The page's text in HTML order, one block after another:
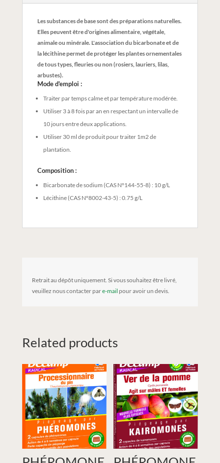
Les substances de base sont des préparations naturelles.
Elles peuvent être d'origines alimentaire, végétale,
animale ou minérale. L'association du bicarbonate et de
la lécithine permet de protéger les plantes ornementales
de tous types, fleuries ou non (rosiers, lauriers, lilas,
arbustes).
Mode d'emploi :
Traiter par temps calme et par température modérée.
Utiliser 3 à 8 fois par an en respectant un intervalle de
10 jours entre deux applications.
Utiliser 30 ml de produit pour traiter 1m2 de
plantation.
Composition :
Bicarbonate de sodium (CAS N°144-55-8) : 10 g/L
Lécithine (CAS N°8002-43-5) : 0.75 g/L
Retrait au dépôt uniquement. Si vous souhaitez être livré,
veuillez nous contacter pare-mail pour avoir un devis.
Related products